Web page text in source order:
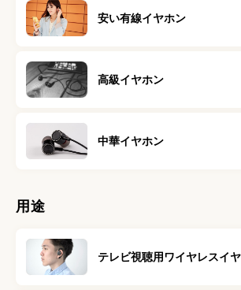
安い有線イヤホン
高級イヤホン
中華イヤホン
用途
テレビ視聴用ワイヤレスイ